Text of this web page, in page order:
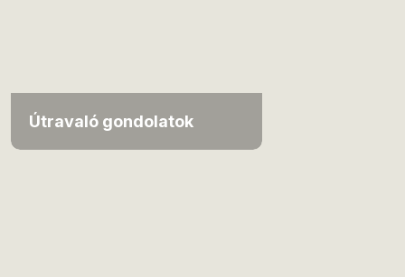
Útravaló gondolatok